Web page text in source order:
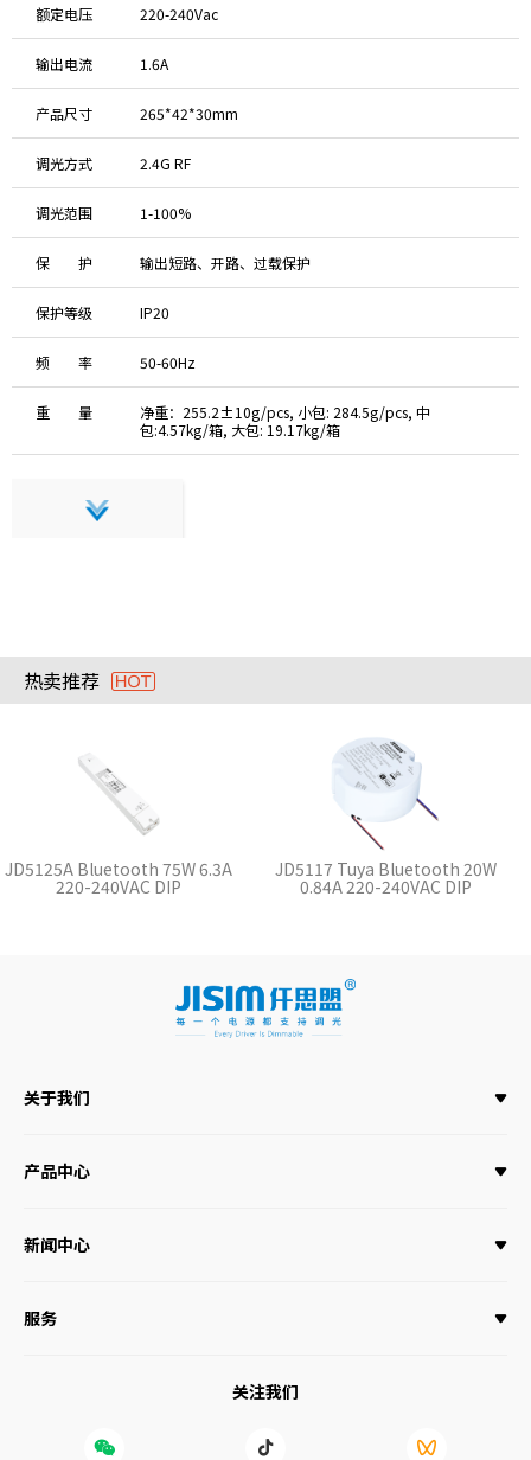
额定电压 220-240Vac
输出电流 1.6A
产品尺寸 265*42*30mm
调光方式 2.4G RF
调光范围 1-100%
保 护 输出短路、开路、过载保护
保护等级 IP20
频 率 50-60Hz
重 量
净重：255.2±10g/pcs, 小包: 284.5g/pcs, 中
包:4.57kg/箱, 大包: 19.17kg/箱
热卖推荐
JD5125A Bluetooth 75W 6.3A
220-240VAC DIP
JD5117 Tuya Bluetooth 20W
0.84A 220-240VAC DIP
关于我们
产品中心
新闻中心
服务
关注我们